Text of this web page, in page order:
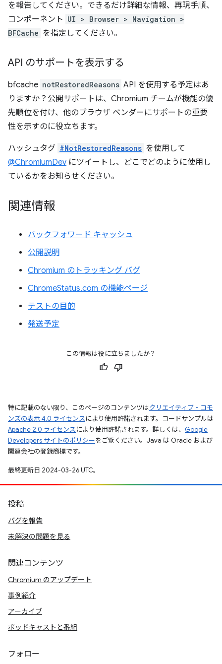
を報告してください。できるだけ詳細な情報、再現手順、
コンポーネント UI > Browser > Navigation >
BFCache を指定してください。
API のサポートを表示する
bfcache notRestoredReasons API を使用する予定はあ
りますか？公開サポートは、Chromium チームが機能の優
先順位を付け、他のブラウザ ベンダーにサポートの重要
性を示すのに役立ちます。
ハッシュタグ #NotRestoredReasons を使用して
@ChromiumDev にツイートし、どこでどのように使用し
ているかをお知らせください。
関連情報
バックフォワード キャッシュ
公開説明
Chromium のトラッキング バグ
ChromeStatus.com の機能ページ
テストの目的
発送予定
この情報は役に立ちましたか？
特に記載のない限り、このページのコンテンツはクリエイティブ・コモ
ンズの表示 4.0 ライセンスにより使用許諾されます。コードサンプルは
Apache 2.0 ライセンスにより使用許諾されます。詳しくは、 Google
Developers サイトのポリシーをご覧ください。Java は Oracle および
関連会社の登録商標です。
最終更新日 2024-03-26 UTC。
投稿
バグを報告
未解決の問題を見る
関連コンテンツ
Chromium のアップデート
事例紹介
アーカイブ
ポッドキャストと番組
フォロー